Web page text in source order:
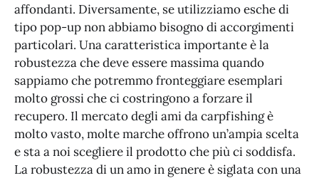
affondanti. Diversamente, se utilizziamo esche di
tipo pop-up non abbiamo bisogno di accorgimenti
particolari. Una caratteristica importante è la
robustezza che deve essere massima quando
sappiamo che potremmo fronteggiare esemplari
molto grossi che ci costringono a forzare il
recupero. Il mercato degli ami da carpfishing è
molto vasto, molte marche offrono un’ampia scelta
e sta a noi scegliere il prodotto che più ci soddisfa.
La robustezza di un amo in genere è siglata con una